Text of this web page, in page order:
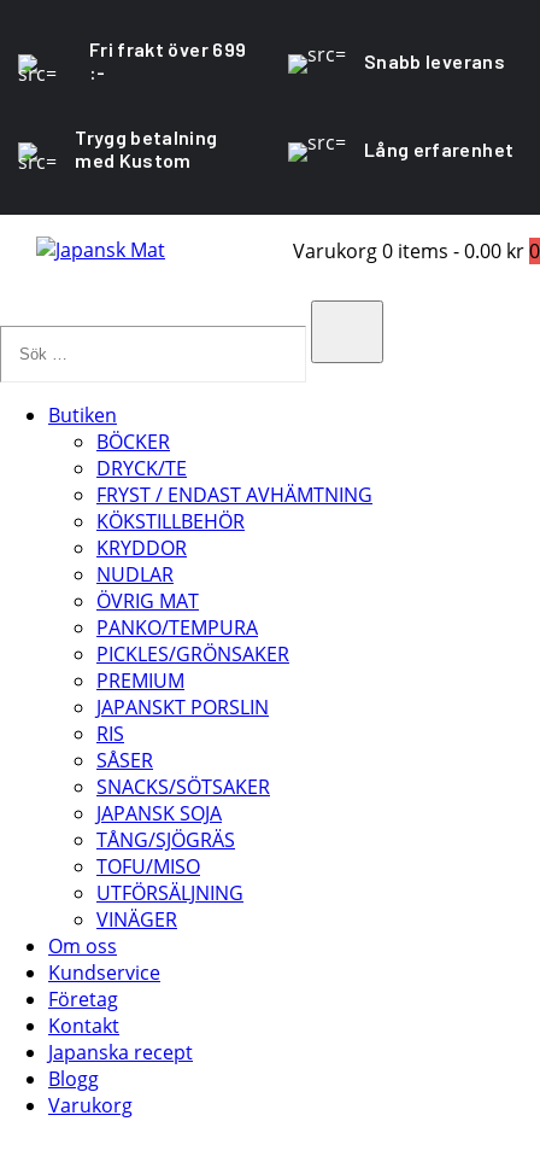
Fri frakt över 699
:-
Snabb leverans
Trygg betalning
med Kustom
Lång erfarenhet
Varukorg0 items -0.00 kr0
Butiken
BÖCKER
DRYCK/TE
FRYST / ENDAST AVHÄMTNING
KÖKSTILLBEHÖR
KRYDDOR
NUDLAR
ÖVRIG MAT
PANKO/TEMPURA
PICKLES/GRÖNSAKER
PREMIUM
JAPANSKT PORSLIN
RIS
SÅSER
SNACKS/SÖTSAKER
JAPANSK SOJA
TÅNG/SJÖGRÄS
TOFU/MISO
UTFÖRSÄLJNING
VINÄGER
Om oss
Kundservice
Företag
Kontakt
Japanska recept
Blogg
Varukorg